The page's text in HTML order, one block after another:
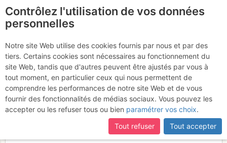
Grande Séolane :
versant E, depuis Pra-Loup
via le col des Thuiles
Samedi 18
février 2017
Alpes-de-Haute-Provence Préalpes de Digne
Contrôlez l'utilisation de vos données
personnelles
Notre site Web utilise des cookies fournis par nous et par des
tiers. Certains cookies sont nécessaires au fonctionnement du
site Web, tandis que d'autres peuvent être ajustés par vous à
tout moment, en particulier ceux qui nous permettent de
comprendre les performances de notre site Web et de vous
fournir des fonctionnalités de médias sociaux. Vous pouvez les
accepter ou les refuser tous ou bien paramétrer vos choix.
Tout refuser
Tout accepter